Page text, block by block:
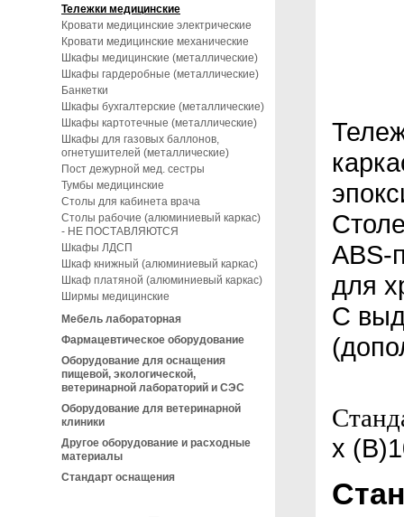
Тележки медицинские
Кровати медицинские электрические
Кровати медицинские механические
Шкафы медицинские (металлические)
Шкафы гардеробные (металлические)
Банкетки
Шкафы бухгалтерские (металлические)
Шкафы картотечные (металлические)
Шкафы для газовых баллонов,
огнетушителей (металлические)
Пост дежурной мед. сестры
Тумбы медицинские
Столы для кабинета врача
Столы рабочие (алюминиевый каркас)
- НЕ ПОСТАВЛЯЮТСЯ
Шкафы ЛДСП
Шкаф книжный (алюминиевый каркас)
Шкаф платяной (алюминиевый каркас)
Ширмы медицинские
Мебель лабораторная
Фармацевтическое оборудование
Оборудование для оснащения
пищевой, экологической,
ветеринарной лабораторий и СЭС
Оборудование для ветеринарной
клиники
Другое оборудование и расходные
материалы
Стандарт оснащения
ABS-
для
С
х